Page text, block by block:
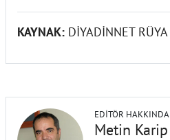
KAYNAK: DİYADİNNET RÜYA
EDITÖR HAKKINDA
Metin Karip